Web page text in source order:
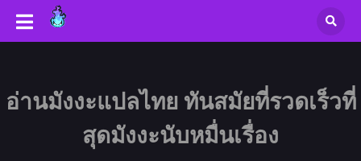
อ่านมังงะแปลไทย ทันสมัยที่รวดเร็วที่
สุดมังงะนับหมื่นเรื่อง